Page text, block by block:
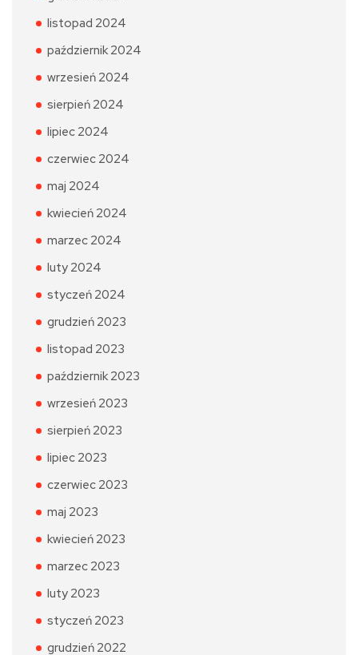
listopad 2024
październik 2024
wrzesień 2024
sierpień 2024
lipiec 2024
czerwiec 2024
maj 2024
kwiecień 2024
marzec 2024
luty 2024
styczeń 2024
grudzień 2023
listopad 2023
październik 2023
wrzesień 2023
sierpień 2023
lipiec 2023
czerwiec 2023
maj 2023
kwiecień 2023
marzec 2023
luty 2023
styczeń 2023
grudzień 2022